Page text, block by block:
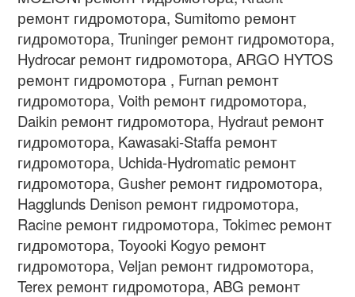
ремонт гидромотора, Sumitomo ремонт
гидромотора, Truninger ремонт гидромотора,
Hydrocar ремонт гидромотора, ARGO HYTOS
ремонт гидромотора , Furnan ремонт
гидромотора, Voith ремонт гидромотора,
Daikin ремонт гидромотора, Hydraut ремонт
гидромотора, Kawasaki-Staffa ремонт
гидромотора, Uchida-Hydromatic ремонт
гидромотора, Gusher ремонт гидромотора,
Hagglunds Denison ремонт гидромотора,
Racine ремонт гидромотора, Tokimec ремонт
гидромотора, Toyooki Kogyo ремонт
гидромотора, Veljan ремонт гидромотора,
Terex ремонт гидромотора, ABG ремонт